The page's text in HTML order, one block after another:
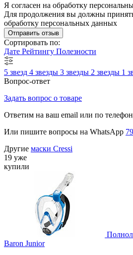
Я согласен на обработку
Для продолжения вы должны
обработку персональных данных
Отправить отзыв
Сортировать по:
Дате Рейтингу Полезности
5 звезд 4 звезды 3 звезды 2 звезды 1
Вопрос-ответ
Задать вопрос о товаре
Ответим на ваш email или по
Или пишите вопросы на WhatsApp
Другие маски Cressi
19 уже
купили
Baron Junior